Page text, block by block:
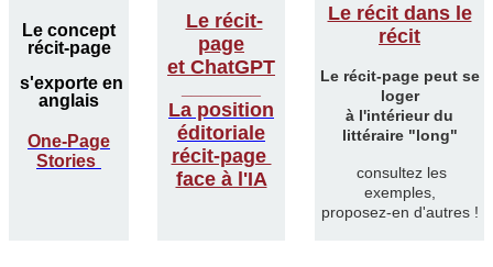
Le concept
récit-page
s'exporte en
anglais
One-Page
Stories
Le récit-
page
et ChatGPT
La position
éditoriale
récit-page
face à l'IA
Le récit dans le
récit
Le récit-page peut se
loger
à l'intérieur du
littéraire "long"
consultez les
exemples,
proposez-en d'autres !